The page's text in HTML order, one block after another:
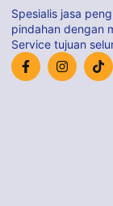
Spesialis jasa
pindahan dengan
Service tujuan